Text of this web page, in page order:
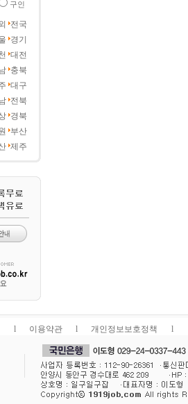
구인
전국
경기
대전
충북
대구
전북
경북
부산
제주
l 이용약관 l 개인정보보호정책 l